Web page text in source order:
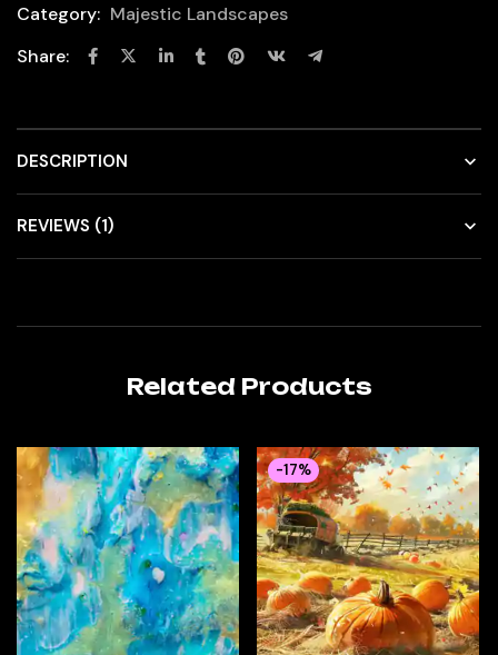
Category: Majestic Landscapes
Share:
DESCRIPTION
REVIEWS (1)
Related Products
-17%